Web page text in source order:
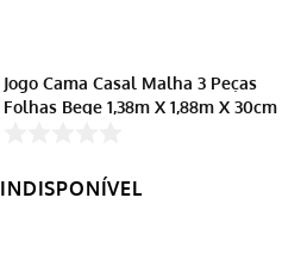
Jogo Cama Casal Malha 3 Peças
Folhas Bege 1,38m X 1,88m X 30cm
INDISPONÍVEL